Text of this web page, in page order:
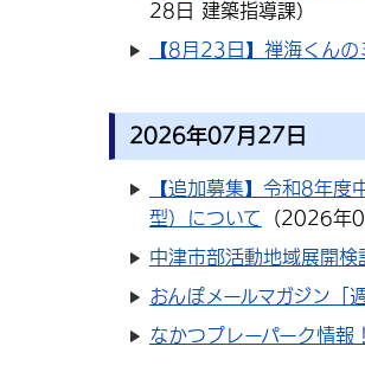
28日
建築指導課）
【8月23日】禅海くんの
2026年07月27日
【追加募集】令和8年度
型）について
（2026年
中津市部活動地域展開検
おんぽメールマガジン
なかつプレーパーク情報